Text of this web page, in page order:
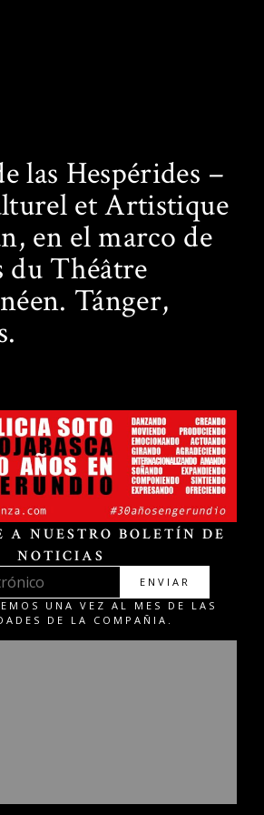
las Hespérides –
et Artistique
en el marco de
du Théâtre
Tánger,
A NUESTRO BOLETÍN DE
NOTICIAS
ENVIAR
UNA VEZ AL MES DE LAS
DE LA COMPAÑIA.